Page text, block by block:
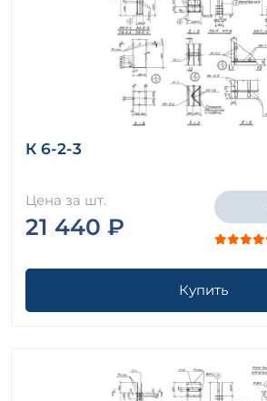
К 6-2-3
Цена за шт.
21 440 ₽
Купить